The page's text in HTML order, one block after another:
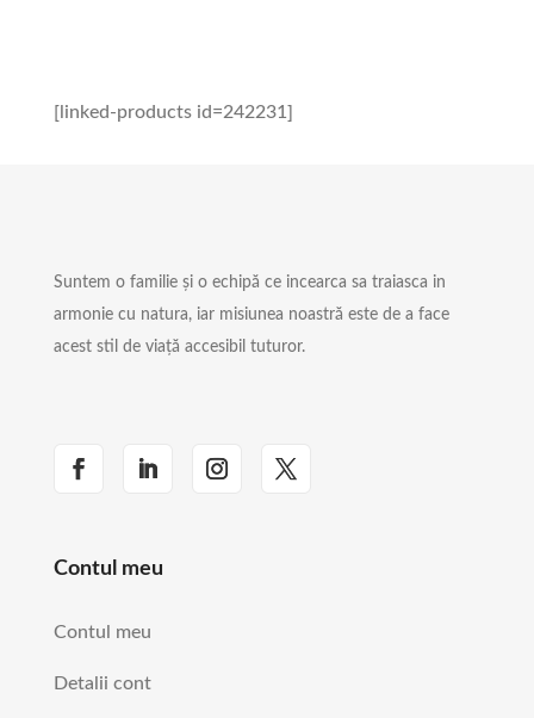
[linked-products id=242231]
Suntem o familie și o echipă ce incearca sa traiasca in
armonie cu natura, iar misiunea noastră este de a face
acest stil de viață accesibil tuturor.
Contul meu
Contul meu
Detalii cont